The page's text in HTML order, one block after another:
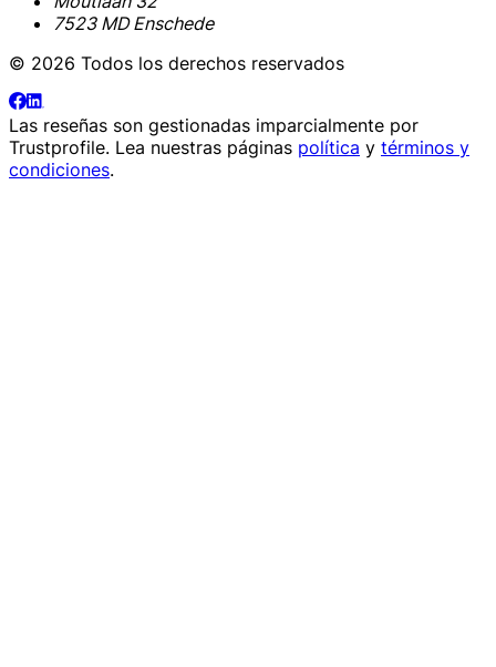
7523 MD Enschede
© 2026 Todos los derechos reservados
Las reseñas son gestionadas imparcialmente por
Trustprofile. Lea nuestras páginas política y términos y
condiciones.